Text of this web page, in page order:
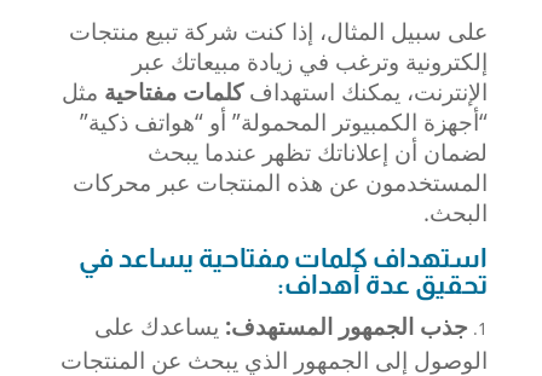
على سبيل المثال، إذا كنت شركة تبيع منتجات
إلكترونية وترغب في زيادة مبيعاتك عبر
الإنترنت، يمكنك استهدافكلمات مفتاحية مثل
“أجهزة الكمبيوتر المحمولة” أو “هواتف ذكية”
لضمان أن إعلاناتك تظهر عندما يبحث
المستخدمون عن هذه المنتجات عبر محركات
البحث.
استهداف كلمات مفتاحية يساعد في
تحقيق عدة أهداف:
جذب الجمهور المستهدف: يساعدك على
الوصول إلى الجمهور الذي يبحث عن المنتجات